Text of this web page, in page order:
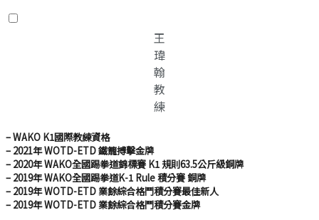
王
瑋
翰
教
練
– WAKO K1國際教練資格
– 2021年 WOTD-ETD 鐵籠搏擊金牌
– 2020年 WAKO全國踢拳道錦標賽 K1 規則63.5公斤級銅牌
– 2019年 WAKO全國踢拳道K-1 Rule 積分賽 銅牌
– 2019年 WOTD-ETD 業餘綜合格鬥積分賽最佳新人
– 2019年 WOTD-ETD 業餘綜合格鬥積分賽金牌